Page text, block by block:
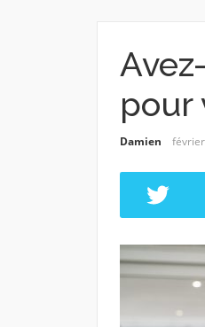
pour
Damien